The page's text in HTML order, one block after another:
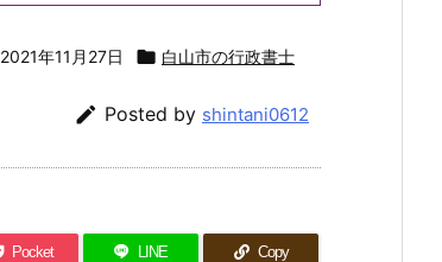
2021年11月27日  白山市の行政書士
 Posted by shintani0612
Pocket LINE Copy